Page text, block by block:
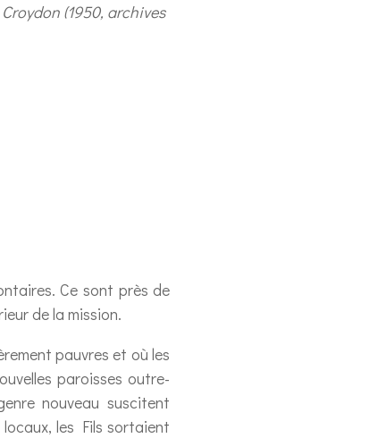
(1950, archives
Ce sont près de
de la mission.
pauvres et où les
paroisses outre-
nouveau suscitent
les Fils sortaient